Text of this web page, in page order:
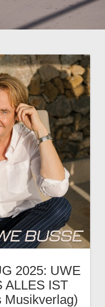
2025: UWE
ALLES IST
Musikverlag)